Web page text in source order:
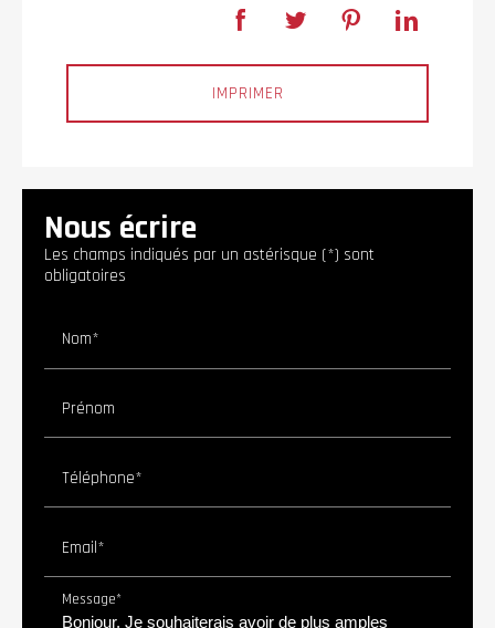
IMPRIMER
Nous écrire
Les champs indiqués par un astérisque (*) sont
obligatoires
Nom*
Prénom
Téléphone*
Email*
Message*